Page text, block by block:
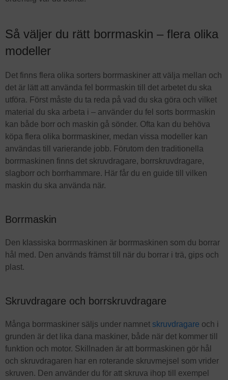
Så väljer du rätt borrmaskin – flera olika
modeller
Det finns flera olika sorters borrmaskiner att välja mellan och
det är lätt att använda fel borrmaskin till det arbetet du ska
utföra. Först måste du ta reda på vad du ska göra och vilket
material du ska arbeta i – använder du fel sorts borrmaskin
kan både borr och maskin gå sönder. Ofta kan du behöva
köpa flera olika borrmaskiner, medan vissa modeller kan
användas till varierande jobb. Förutom den traditionella
borrmaskinen finns det skruvdragare, borrskruvdragare,
slagborr och borrhammare. Här får du en guide till vilken
maskin du ska använda när.
Borrmaskin
Den klassiska borrmaskinen är borrmaskinen som du borrar
hål med. Den används främst till när du borrar i trä, gips och
plast.
Skruvdragare och borrskruvdragare
Många borrmaskiner säljs under namnet skruvdragare och i
grunden är det lika dana maskiner, både när det kommer till
funktion och motor. Skillnaden är att borrmaskinen gör hål
och skruvdragaren har en roterande skruvmejsel som vrider
skruven. Den använder du för att skruva ihop till exempel